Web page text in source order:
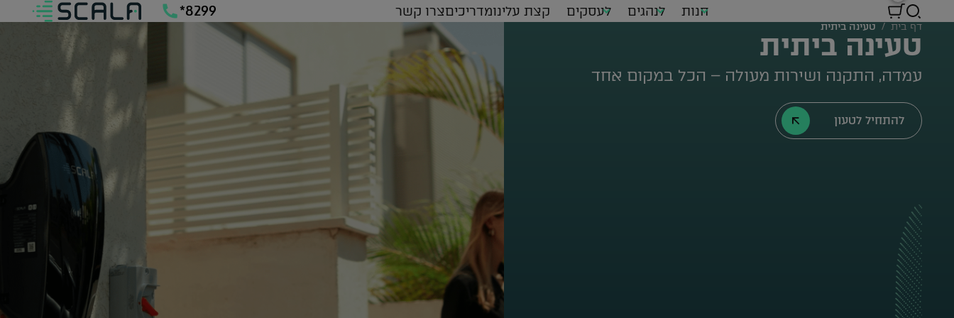
חנות לנהגים לעסקים קצת עלינומדריכיםצרו קשר *8299
דף בית/ טעינה ביתית
טעינה ביתית
עמדה, התקנה ושירות מעולה – הכל במקום אחד
להתחיל לטעון